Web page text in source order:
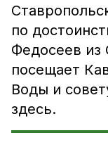
по
Федосеев из
посещает
Воды и
здесь.